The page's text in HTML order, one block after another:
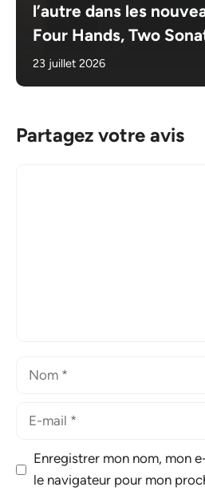
l’autre dans les
Four Hands, Two
23 juillet 2026
Partagez votre avis
Nom
Enregistrer mon nom, mon
le navigateur pour mon